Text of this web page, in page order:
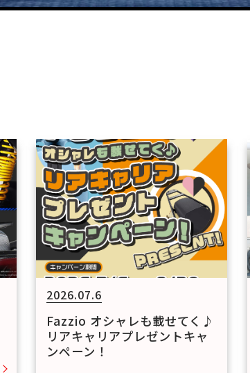
2026.07.6
Fazzio オシャレも載せてく♪
リアキャリアプレゼントキャ
ンペーン！